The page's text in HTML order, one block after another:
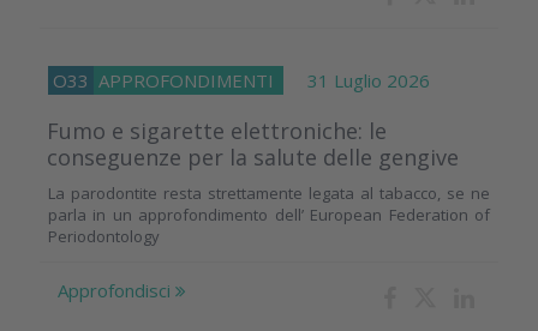
O33 APPROFONDIMENTI 31 Luglio 2026
Fumo e sigarette elettroniche: le
conseguenze per la salute delle gengive
La parodontite resta strettamente legata al tabacco, se ne
parla in un approfondimento dell’ European Federation of
Periodontology
Approfondisci